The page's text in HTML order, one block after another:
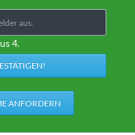
4.
ANFORDERN